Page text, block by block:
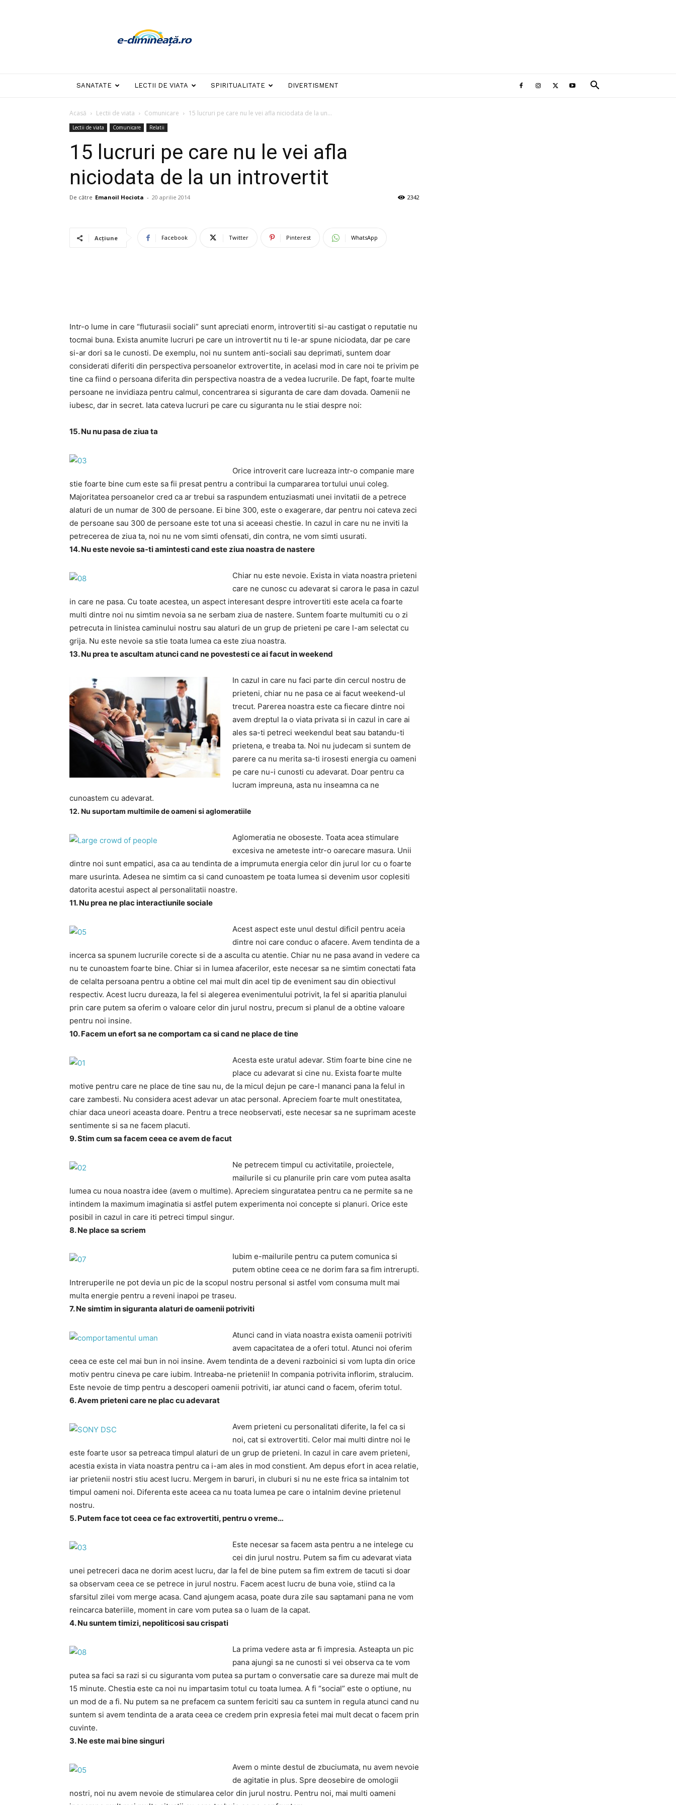
dimineata
SANATATE LECTII DE VIATA SPIRITUALITATE DIVERTISMENT
Acasă Lectii de viata Comunicare 15 lucruri pe care nu le vei afla niciodata de la un...
Lectii de viata Comunicare Relatii
15 lucruri pe care nu le vei afla
niciodata de la un introvertit
De către Emanoil Hociota - 20 aprilie 2014 2342
Acțiune Facebook Twitter Pinterest WhatsApp
Intr-o lume in care “fluturasii sociali” sunt apreciati enorm, introvertiti si-au castigat o reputatie nu
tocmai buna. Exista anumite lucruri pe care un introvertit nu ti le-ar spune niciodata, dar pe care
si-ar dori sa le cunosti. De exemplu, noi nu suntem anti-sociali sau deprimati, suntem doar
considerati diferiti din perspectiva persoanelor extrovertite, in acelasi mod in care noi te privim pe
tine ca fiind o persoana diferita din perspectiva noastra de a vedea lucrurile. De fapt, foarte multe
persoane ne invidiaza pentru calmul, concentrarea si siguranta de care dam dovada. Oamenii ne
iubesc, dar in secret. Iata cateva lucruri pe care cu siguranta nu le stiai despre noi:
15. Nu nu pasa de ziua ta
Orice introverit care lucreaza intr-o companie mare
stie foarte bine cum este sa fii presat pentru a contribui la cumpararea tortului unui coleg.
Majoritatea persoanelor cred ca ar trebui sa raspundem entuziasmati unei invitatii de a petrece
alaturi de un numar de 300 de persoane. Ei bine 300, este o exagerare, dar pentru noi cateva zeci
de persoane sau 300 de persoane este tot una si aceeasi chestie. In cazul in care nu ne inviti la
petrecerea de ziua ta, noi nu ne vom simti ofensati, din contra, ne vom simti usurati.
14. Nu este nevoie sa-ti amintesti cand este ziua noastra de nastere
Chiar nu este nevoie. Exista in viata noastra prieteni
care ne cunosc cu adevarat si carora le pasa in cazul
in care ne pasa. Cu toate acestea, un aspect interesant despre introvertiti este acela ca foarte
multi dintre noi nu simtim nevoia sa ne serbam ziua de nastere. Suntem foarte multumiti cu o zi
petrecuta in linistea caminului nostru sau alaturi de un grup de prieteni pe care l-am selectat cu
grija. Nu este nevoie sa stie toata lumea ca este ziua noastra.
13. Nu prea te ascultam atunci cand ne povestesti ce ai facut in weekend
In cazul in care nu faci parte din cercul nostru de
prieteni, chiar nu ne pasa ce ai facut weekend-ul
trecut. Parerea noastra este ca fiecare dintre noi
avem dreptul la o viata privata si in cazul in care ai
ales sa-ti petreci weekendul beat sau batandu-ti
prietena, e treaba ta. Noi nu judecam si suntem de
parere ca nu merita sa-ti irosesti energia cu oameni
pe care nu-i cunosti cu adevarat. Doar pentru ca
lucram impreuna, asta nu inseamna ca ne
cunoastem cu adevarat.
12. Nu suportam multimile de oameni si aglomeratiile
Aglomeratia ne oboseste. Toata acea stimulare
excesiva ne ameteste intr-o oarecare masura. Unii
dintre noi sunt empatici, asa ca au tendinta de a imprumuta energia celor din jurul lor cu o foarte
mare usurinta. Adesea ne simtim ca si cand cunoastem pe toata lumea si devenim usor coplesiti
datorita acestui aspect al personalitatii noastre.
11. Nu prea ne plac interactiunile sociale
Acest aspect este unul destul dificil pentru aceia
dintre noi care conduc o afacere. Avem tendinta de a
incerca sa spunem lucrurile corecte si de a asculta cu atentie. Chiar nu ne pasa avand in vedere ca
nu te cunoastem foarte bine. Chiar si in lumea afacerilor, este necesar sa ne simtim conectati fata
de celalta persoana pentru a obtine cel mai mult din acel tip de eveniment sau din obiectivul
respectiv. Acest lucru dureaza, la fel si alegerea evenimentului potrivit, la fel si aparitia planului
prin care putem sa oferim o valoare celor din jurul nostru, precum si planul de a obtine valoare
pentru noi insine.
10. Facem un efort sa ne comportam ca si cand ne place de tine
Acesta este uratul adevar. Stim foarte bine cine ne
place cu adevarat si cine nu. Exista foarte multe
motive pentru care ne place de tine sau nu, de la micul dejun pe care-l mananci pana la felul in
care zambesti. Nu considera acest adevar un atac personal. Apreciem foarte mult onestitatea,
chiar daca uneori aceasta doare. Pentru a trece neobservati, este necesar sa ne suprimam aceste
sentimente si sa ne facem placuti.
9. Stim cum sa facem ceea ce avem de facut
Ne petrecem timpul cu activitatile, proiectele,
mailurile si cu planurile prin care vom putea asalta
lumea cu noua noastra idee (avem o multime). Apreciem singuratatea pentru ca ne permite sa ne
intindem la maximum imaginatia si astfel putem experimenta noi concepte si planuri. Orice este
posibil in cazul in care iti petreci timpul singur.
8. Ne place sa scriem
Iubim e-mailurile pentru ca putem comunica si
putem obtine ceea ce ne dorim fara sa fim intrerupti.
Intreruperile ne pot devia un pic de la scopul nostru personal si astfel vom consuma mult mai
multa energie pentru a reveni inapoi pe traseu.
7. Ne simtim in siguranta alaturi de oamenii potriviti
Atunci cand in viata noastra exista oamenii potriviti
avem capacitatea de a oferi totul. Atunci noi oferim
ceea ce este cel mai bun in noi insine. Avem tendinta de a deveni razboinici si vom lupta din orice
motiv pentru cineva pe care iubim. Intreaba-ne prietenii! In compania potrivita inflorim, stralucim.
Este nevoie de timp pentru a descoperi oamenii potriviti, iar atunci cand o facem, oferim totul.
6. Avem prieteni care ne plac cu adevarat
Avem prieteni cu personalitati diferite, la fel ca si
noi, cat si extrovertiti. Celor mai multi dintre noi le
este foarte usor sa petreaca timpul alaturi de un grup de prieteni. In cazul in care avem prieteni,
acestia exista in viata noastra pentru ca i-am ales in mod constient. Am depus efort in acea relatie,
iar prietenii nostri stiu acest lucru. Mergem in baruri, in cluburi si nu ne este frica sa intalnim tot
timpul oameni noi. Diferenta este aceea ca nu toata lumea pe care o intalnim devine prietenul
nostru.
5. Putem face tot ceea ce fac extrovertiti, pentru o vreme…
Este necesar sa facem asta pentru a ne intelege cu
cei din jurul nostru. Putem sa fim cu adevarat viata
unei petreceri daca ne dorim acest lucru, dar la fel de bine putem sa fim extrem de tacuti si doar
sa observam ceea ce se petrece in jurul nostru. Facem acest lucru de buna voie, stiind ca la
sfarsitul zilei vom merge acasa. Cand ajungem acasa, poate dura zile sau saptamani pana ne vom
reincarca bateriile, moment in care vom putea sa o luam de la capat.
4. Nu suntem timizi, nepoliticosi sau crispati
La prima vedere asta ar fi impresia. Asteapta un pic
pana ajungi sa ne cunosti si vei observa ca te vom
putea sa faci sa razi si cu siguranta vom putea sa purtam o conversatie care sa dureze mai mult de
15 minute. Chestia este ca noi nu impartasim totul cu toata lumea. A fi “social” este o optiune, nu
un mod de a fi. Nu putem sa ne prefacem ca suntem fericiti sau ca suntem in regula atunci cand nu
suntem si avem tendinta de a arata ceea ce credem prin expresia fetei mai mult decat o facem prin
cuvinte.
3. Ne este mai bine singuri
Avem o minte destul de zbuciumata, nu avem nevoie
de agitatie in plus. Spre deosebire de omologii
nostri, noi nu avem nevoie de stimularea celor din jurul nostru. Pentru noi, mai multi oameni